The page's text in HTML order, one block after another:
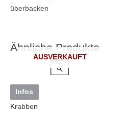
überbacken
Ähnliche Produkte
AUSVERKAUFT
Infos
Krabben